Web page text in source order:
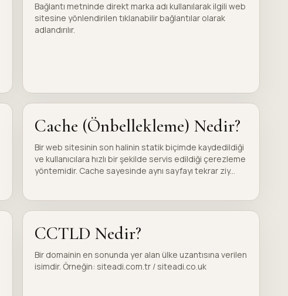
Bağlantı metninde direkt marka adı kullanılarak ilgili web
sitesine yönlendirilen tıklanabilir bağlantılar olarak
adlandırılır.
Cache (Önbellekleme) Nedir?
Bir web sitesinin son halinin statik biçimde kaydedildiği
ve kullanıcılara hızlı bir şekilde servis edildiği çerezleme
yöntemidir. Cache sayesinde aynı sayfayı tekrar ziy...
CCTLD Nedir?
Bir domainin en sonunda yer alan ülke uzantısına verilen
isimdir. Örneğin: siteadi.com.tr / siteadi.co.uk